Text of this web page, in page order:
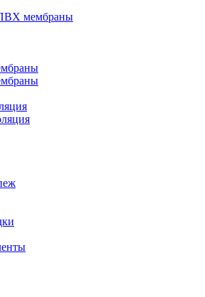
мембраны